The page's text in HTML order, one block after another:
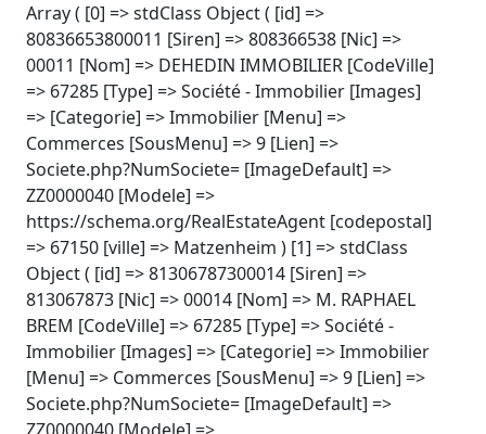
Array ( [0] => stdClass Object ( [id] =>
80836653800011 [Siren] => 808366538 [Nic] =>
00011 [Nom] => DEHEDIN IMMOBILIER [CodeVille]
=> 67285 [Type] => Société - Immobilier [Images]
=> [Categorie] => Immobilier [Menu] =>
Commerces [SousMenu] => 9 [Lien] =>
Societe.php?NumSociete= [ImageDefault] =>
ZZ0000040 [Modele] =>
https://schema.org/RealEstateAgent [codepostal]
=> 67150 [ville] => Matzenheim ) [1] => stdClass
Object ( [id] => 81306787300014 [Siren] =>
813067873 [Nic] => 00014 [Nom] => M. RAPHAEL
BREM [CodeVille] => 67285 [Type] => Société -
Immobilier [Images] => [Categorie] => Immobilier
[Menu] => Commerces [SousMenu] => 9 [Lien] =>
Societe.php?NumSociete= [ImageDefault] =>